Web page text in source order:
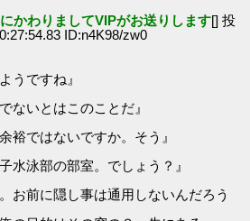
かわりましてVIPがお送りします[] 投
ID:n4K98/zw0
うですね』
ないとはこのことだ』
裕ではないですか。そう』
水泳部の部室。でしょう？』
お前に隠し事は通用しないんだろう